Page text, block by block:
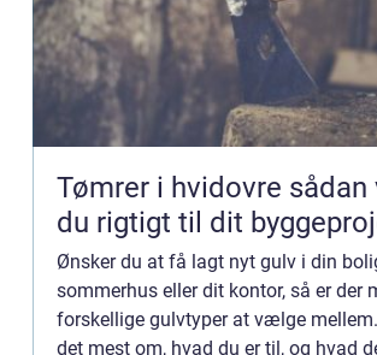
Tømrer i hvidovre sådan vælger
du rigtigt til dit
Ønsker du at få lagt nyt gulv i din
sommerhus eller dit kontor, så er der
forskellige gulvtyper at vælge
det mest om, hvad du er til, og hvad